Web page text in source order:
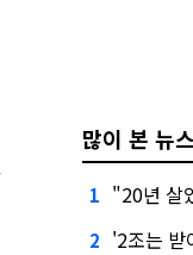
많이 본 뉴스
1 "20년 살
2 '2조는 받아